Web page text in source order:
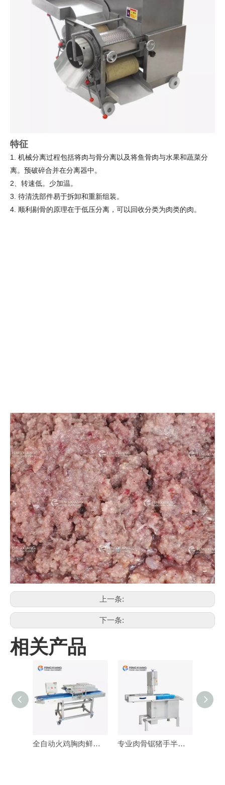
特征
1. 机械分离过程包括将肉与骨分离以及将鱼骨肉与水果和蔬菜分
离。预破碎合并在分离器中。
2、转速低。少加温。
3. 待清洗部件易于拆卸和重新组装。
4. 顺利剔骨的原理在于低压分离，可以回收分类为肉类的肉。
上一条:
下一条:
相关产品
全自动火鸡胸肉鲜肉切片切割机 专业肉骨锯猪手半切机